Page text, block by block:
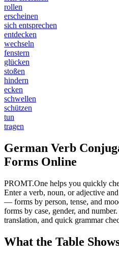
rollen
erscheinen
sich entsprechen
entdecken
wechseln
fenstern
glücken
stoßen
hindern
ecken
schwellen
schützen
tun
tragen
German Verb
Forms Online
PROMT.One helps you quickly
Enter a verb, noun, or adjective
— forms by person, tense, and
forms by case, gender, and
translation, and quick grammar
What the Table